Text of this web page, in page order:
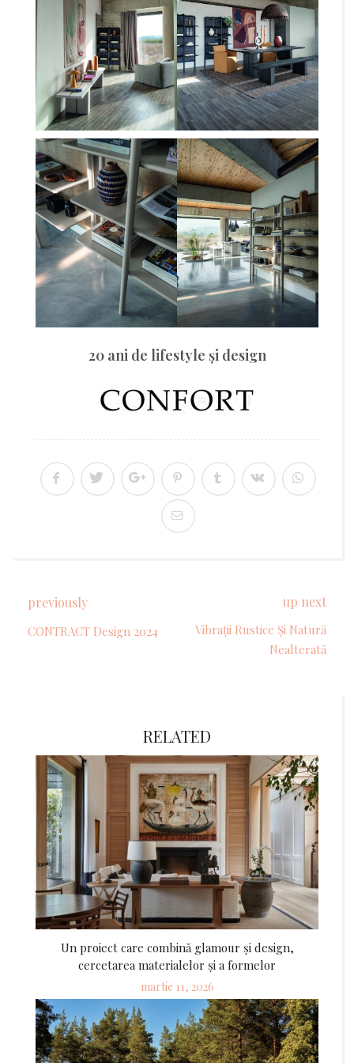
20 ani de lifestyle şi design
previously
CONTRACT Design 2024
up next
Vibrații Rustice Și Natură
Nealterată
RELATED
Un proiect care combină glamour și design,
cercetarea materialelor și a formelor
Posted
on
martie 11, 2026